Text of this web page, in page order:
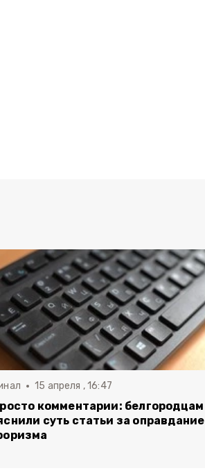
15 апреля , 16:47
комментарии: белгородцам
суть статьи за оправдание